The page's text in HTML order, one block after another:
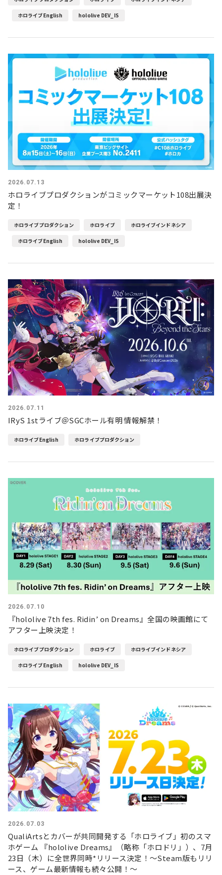
ホロライブEnglish hololive DEV_IS
2026.07.13
ホロライブプロダクションがコミックマーケット108出展決
定！
ホロライブプロダクション ホロライブ ホロライブインドネシア
ホロライブEnglish hololive DEV_IS
2026.07.11
IRyS 1stライブ＠SGCホール有明 情報解禁！
ホロライブEnglish ホロライブプロダクション
2026.07.10
『hololive 7th fes. Ridin’ on Dreams』全国の映画館にて
アフター上映決定！
ホロライブプロダクション ホロライブ ホロライブインドネシア
ホロライブEnglish hololive DEV_IS
2026.07.03
QualiArtsとカバーが共同開発する「ホロライブ」初のスマ
ホゲーム 『hololive Dreams』（略称「ホロドリ」）、7月
23日（木）に全世界同時*リリース決定！〜Steam版もリリ
ース、ゲーム最新情報も続々公開！〜